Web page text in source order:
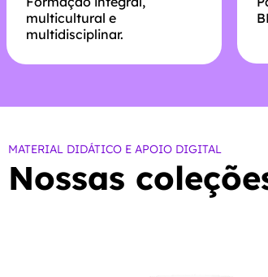
multicultural e
multidisciplinar.
MATERIAL DIDÁTICO E APOIO DIGITAL
Nossas